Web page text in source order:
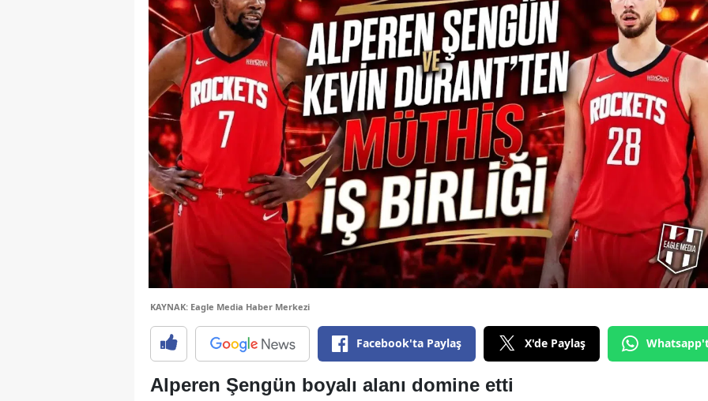
KAYNAK: Eagle Media Haber Merkezi
Facebook'ta Paylaş X'de Paylaş
Alperen Şengün boyalı alanı domine etti